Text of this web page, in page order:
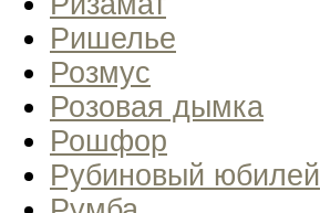
Ришелье
Розмус
Розовая дымка
Рошфор
Рубиновый юбилей